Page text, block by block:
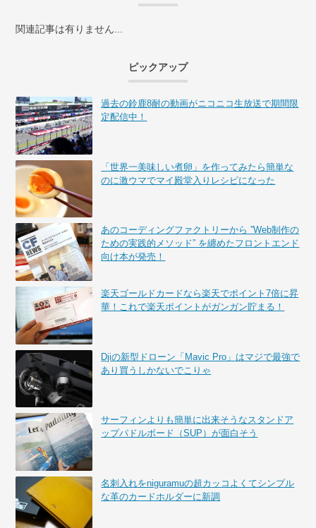
関連記事は有りません...
ピックアップ
過去の鈴鹿8耐の動画がニコニコ生放送で期間限
定配信中！
「世界一美味しい煮卵」を作ってみたら簡単な
のに激ウマでマイ殿堂入りレシピになった
あのコーディングファクトリーから ”Web制作の
ための実践的メソッド” を纏めたフロントエンド
向け本が発売！
楽天ゴールドカードなら楽天でポイント7倍に昇
華！これで楽天ポイントがガンガン貯まる！
Djiの新型ドローン「Mavic Pro」はマジで最強で
あり買うしかないでこりゃ
サーフィンよりも簡単に出来そうなスタンドア
ップパドルボード（SUP）が面白そう
名刺入れをniguramuの超カッコよくてシンプル
な革のカードホルダーに新調